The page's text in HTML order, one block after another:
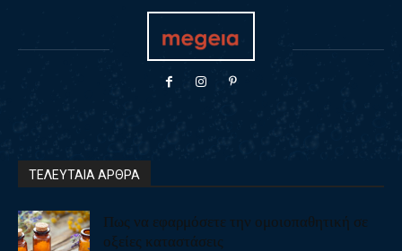
ΤΕΛΕΥΤΑΙΑ ΑΡΘΡΑ
Πως να εφαρμόσετε την ομοιοπαθητική σε
οξείες καταστάσεις